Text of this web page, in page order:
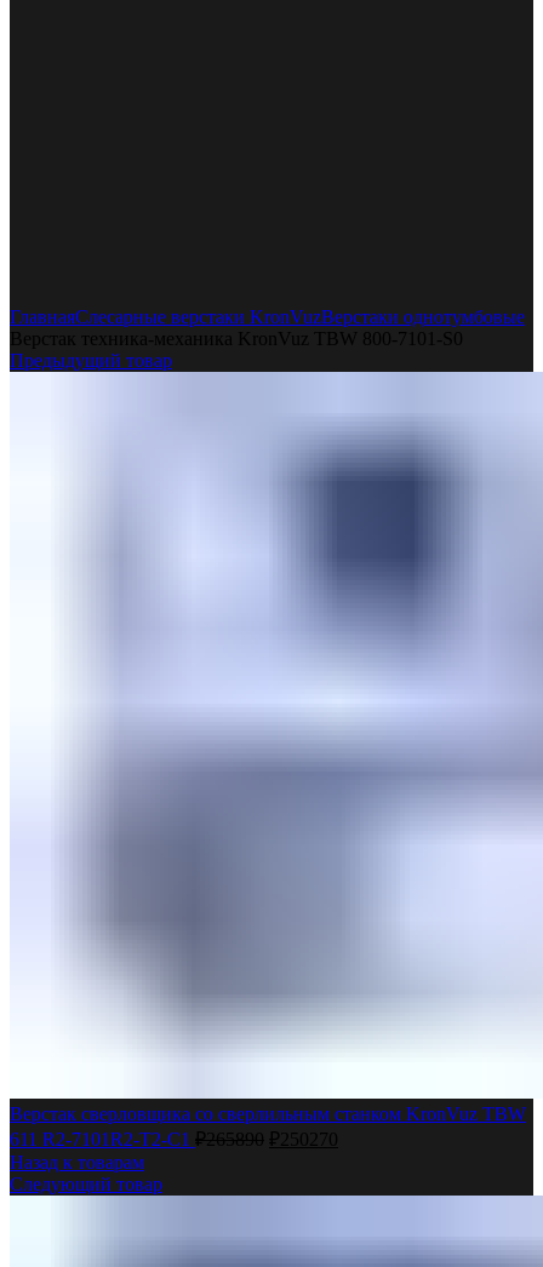
ГлавнаяСлесарные верстаки KronVuzВерстаки однотумбовые
Верстак техника-механика KronVuz TBW 800-7101-S0
Предыдущий товар
Верстак сверловщика со сверлильным станком KronVuz TBW
611 R2-7101R2-T2-C1 ₽265890 ₽ 250270
Назад к товарам
Следующий товар